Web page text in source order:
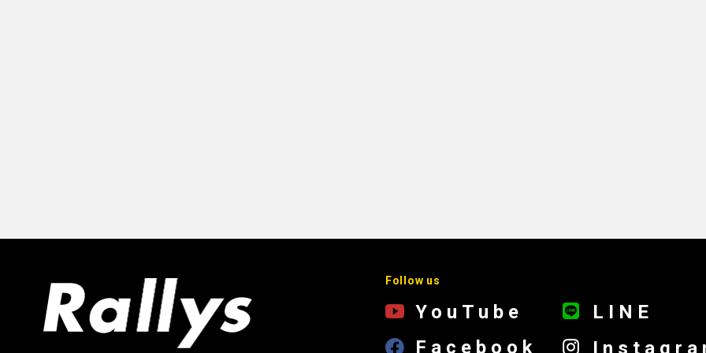
Follow us
YouTube
Facebook
LINE